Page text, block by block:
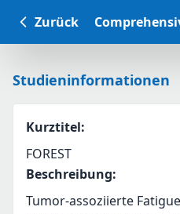
Zurück
Studieninformationen
Kurztitel:
FOREST
Beschreibung:
Tumor-assoziierte